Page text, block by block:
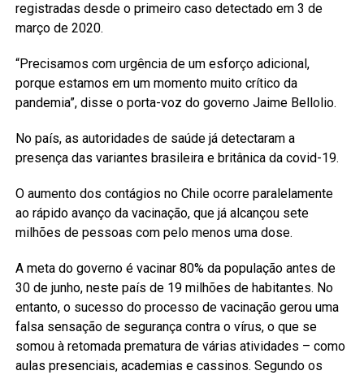
registradas desde o primeiro caso detectado em 3 de
março de 2020.
“Precisamos com urgência de um esforço adicional,
porque estamos em um momento muito crítico da
pandemia”, disse o porta-voz do governo Jaime Bellolio.
No país, as autoridades de saúde já detectaram a
presença das variantes brasileira e britânica da covid-19.
O aumento dos contágios no Chile ocorre paralelamente
ao rápido avanço da vacinação, que já alcançou sete
milhões de pessoas com pelo menos uma dose.
A meta do governo é vacinar 80% da população antes de
30 de junho, neste país de 19 milhões de habitantes. No
entanto, o sucesso do processo de vacinação gerou uma
falsa sensação de segurança contra o vírus, o que se
somou à retomada prematura de várias atividades – como
aulas presenciais, academias e cassinos. Segundo os